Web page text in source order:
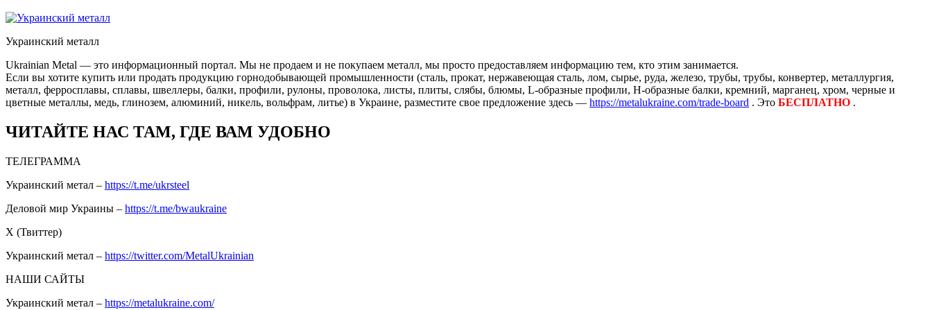
Украинский металл
Ukrainian Metal — это информационный портал. Мы не продаем и не покупаем металл, мы просто предоставляем информацию тем, кто этим занимается.
Если вы хотите купить или продать продукцию горнодобывающей промышленности (сталь, прокат, нержавеющая сталь, лом, сырье, руда, железо, трубы, трубы, конвертер, металлургия,
металл, ферросплавы, сплавы, швеллеры, балки, профили, рулоны, проволока, листы, плиты, слябы, блюмы, L-образные профили, H-образные балки, кремний, марганец, хром, черные и
цветные металлы, медь, глинозем, алюминий, никель, вольфрам, литье) в Украине, разместите свое предложение здесь — https://metalukraine.com/trade-board . Это БЕСПЛАТНО .
ЧИТАЙТЕ НАС ТАМ, ГДЕ ВАМ УДОБНО
ТЕЛЕГРАММА
Украинский метал – https://t.me/ukrsteel
Деловой мир Украины – https://t.me/bwaukraine
Х (Твиттер)
Украинский метал – https://twitter.com/MetalUkrainian
НАШИ САЙТЫ
Украинский метал – https://metalukraine.com/